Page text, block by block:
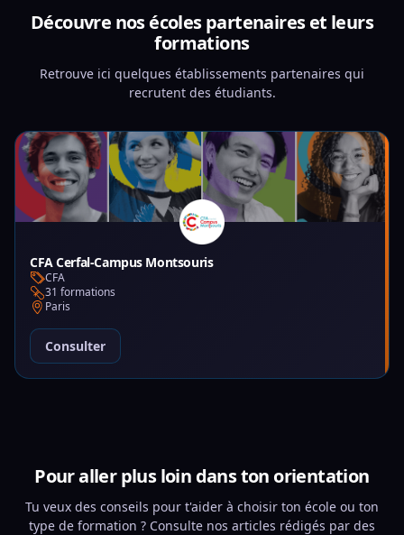
Découvre nos écoles partenaires et leurs
formations
Retrouve ici quelques établissements partenaires qui
recrutent des étudiants.
CFA Cerfal-Campus Montsouris
CFA
31 formations
Paris
Consulter
Pour aller plus loin dans ton orientation
Tu veux des conseils pour t'aider à choisir ton école ou ton
type de formation ? Consulte nos articles rédigés par des